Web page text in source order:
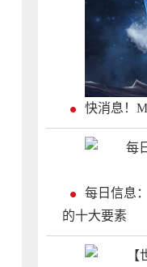
快消息！
每日信息
的十大要素